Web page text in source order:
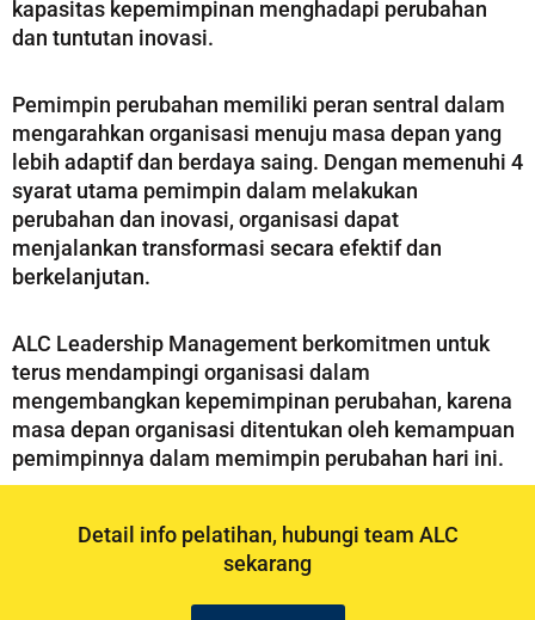
kapasitas kepemimpinan menghadapi perubahan
dan tuntutan inovasi.
Pemimpin perubahan memiliki peran sentral dalam
mengarahkan organisasi menuju masa depan yang
lebih adaptif dan berdaya saing. Dengan memenuhi 4
syarat utama pemimpin dalam melakukan
perubahan dan inovasi, organisasi dapat
menjalankan transformasi secara efektif dan
berkelanjutan.
ALC Leadership Management berkomitmen untuk
terus mendampingi organisasi dalam
mengembangkan kepemimpinan perubahan, karena
masa depan organisasi ditentukan oleh kemampuan
pemimpinnya dalam memimpin perubahan hari ini.
Detail info pelatihan, hubungi team ALC
sekarang